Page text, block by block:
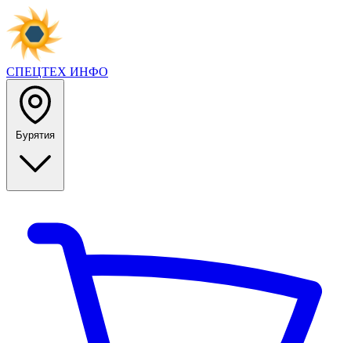
СПЕЦТЕХ ИНФО
Бурятия